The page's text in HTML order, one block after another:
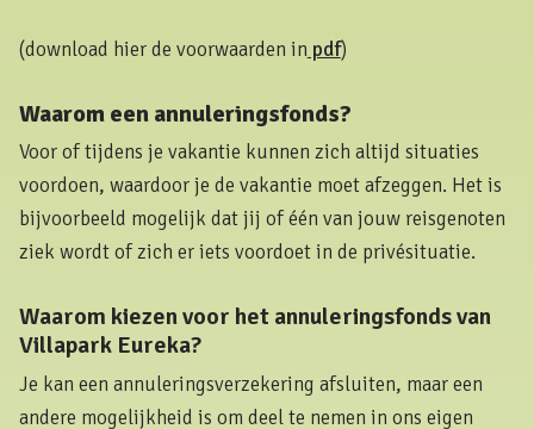
(download hier de voorwaarden inpdf)
Waarom een annuleringsfonds?
Voor of tijdens je vakantie kunnen zich altijd situaties
voordoen, waardoor je de vakantie moet afzeggen. Het is
bijvoorbeeld mogelijk dat jij of één van jouw reisgenoten
ziek wordt of zich er iets voordoet in de privésituatie.
Waarom kiezen voor het annuleringsfonds van
Villapark Eureka?
Je kan een annuleringsverzekering afsluiten, maar een
andere mogelijkheid is om deel te nemen in ons eigen